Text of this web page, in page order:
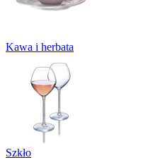
Kawa i herbata
Szkło